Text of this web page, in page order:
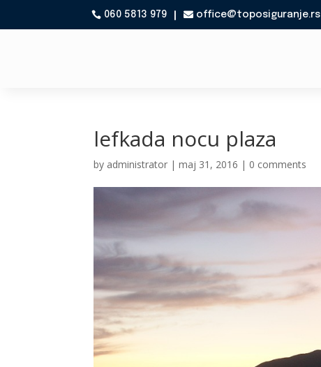
060 5813 979  office@toposiguranje.rs
lefkada nocu plaza
by administrator |maj 31, 2016 | 0 comments